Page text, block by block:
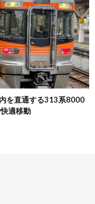
を直通する313系8000
適移動